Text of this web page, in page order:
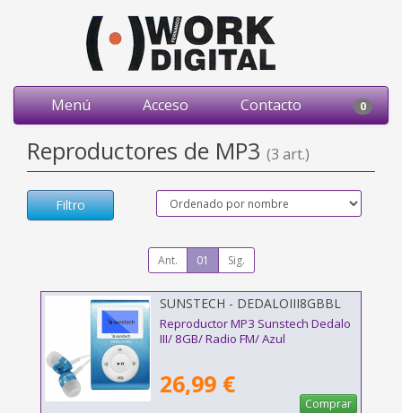
Menú Acceso Contacto 0
Reproductores de MP3 (3 art.)
Filtro
Ant. 01 Sig.
SUNSTECH - DEDALOIII8GBBL
Reproductor MP3 Sunstech Dedalo
III/ 8GB/ Radio FM/ Azul
26,99 €
Comprar